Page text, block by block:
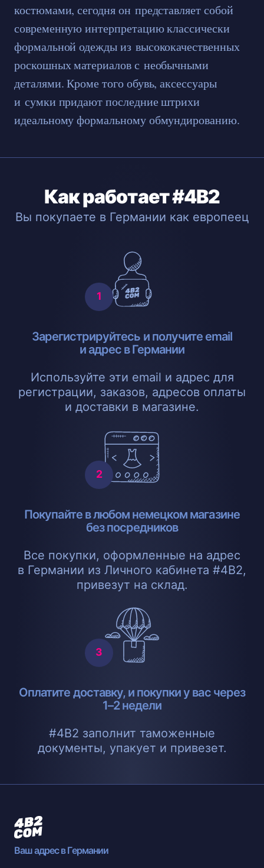
костюмами, сегодня он представляет собой
современную интерпретацию классически
формальной одежды из высококачественных
роскошных материалов с необычными
деталями. Кроме того обувь, аксессуары
и сумки придают последние штрихи
идеальному формальному обмундированию.
Как работает #4B2
Вы покупаете в Германии как европеец
Зарегистрируйтесь и получите email
и адрес в Германии
Используйте эти email и адрес для
регистрации, заказов, адресов оплаты
и доставки в магазине.
Покупайте в любом немецком магазине
без посредников
Все покупки, оформленные на адрес
в Германии из Личного кабинета #4B2,
привезут на склад.
Оплатите доставку, и покупки у вас через
1–2 недели
#4B2 заполнит таможенные
документы, упакует и привезет.
Ваш адрес в Германии